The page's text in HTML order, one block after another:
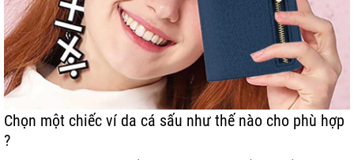
Chọn một chiếc ví da cá sấu như thế nào cho phù hợp
?